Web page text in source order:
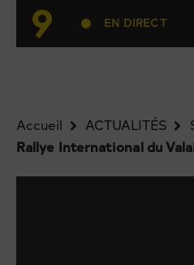
EN DIRECT
Accueil ACTUALITÉS
Rallye International du